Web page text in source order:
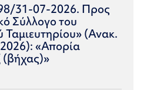
31-07-2026. Προς
Σύλλογο του
Ταμιευτηρίου» (Ανακ.
«Απορία